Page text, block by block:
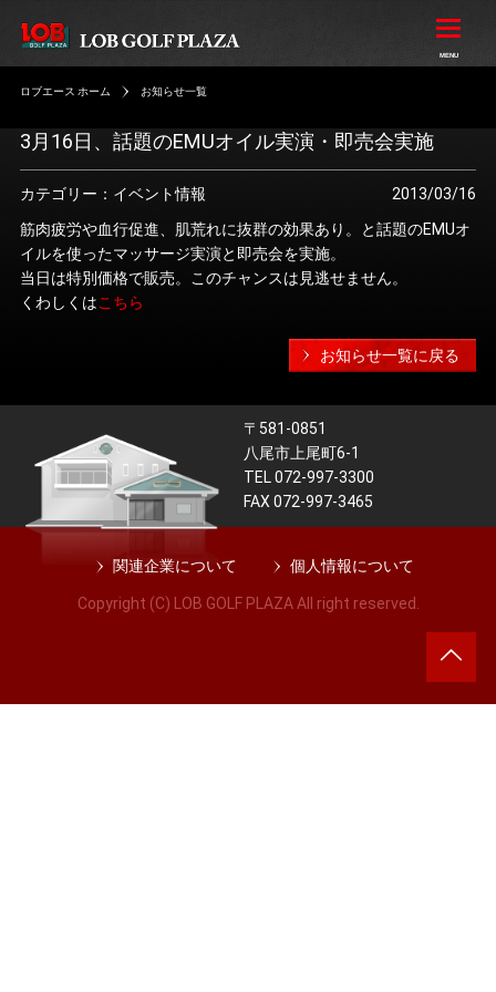
ロブエース ホーム お知らせ一覧
3月16日、話題のEMUオイル実演・即売会実施
カテゴリー：イベント情報
2013/03/16
筋肉疲労や血行促進、肌荒れに抜群の効果あり。と話題のEMUオ
イルを使ったマッサージ実演と即売会を実施。
当日は特別価格で販売。このチャンスは見逃せません。
くわしくはこちら
お知らせ一覧に戻る
〒581-0851
八尾市上尾町6-1
TEL 072-997-3300
FAX 072-997-3465
関連企業について 個人情報について
Copyright (C) LOB GOLF PLAZA All right reserved.